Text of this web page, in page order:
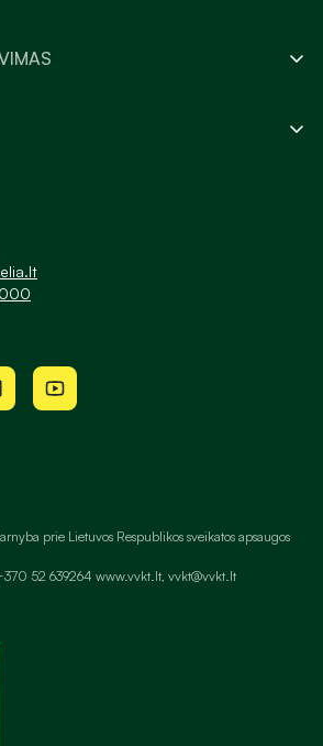
prie Lietuvos Respublikos sveikatos apsaugos
52 639264 www.vvkt.lt, vvkt@vvkt.lt